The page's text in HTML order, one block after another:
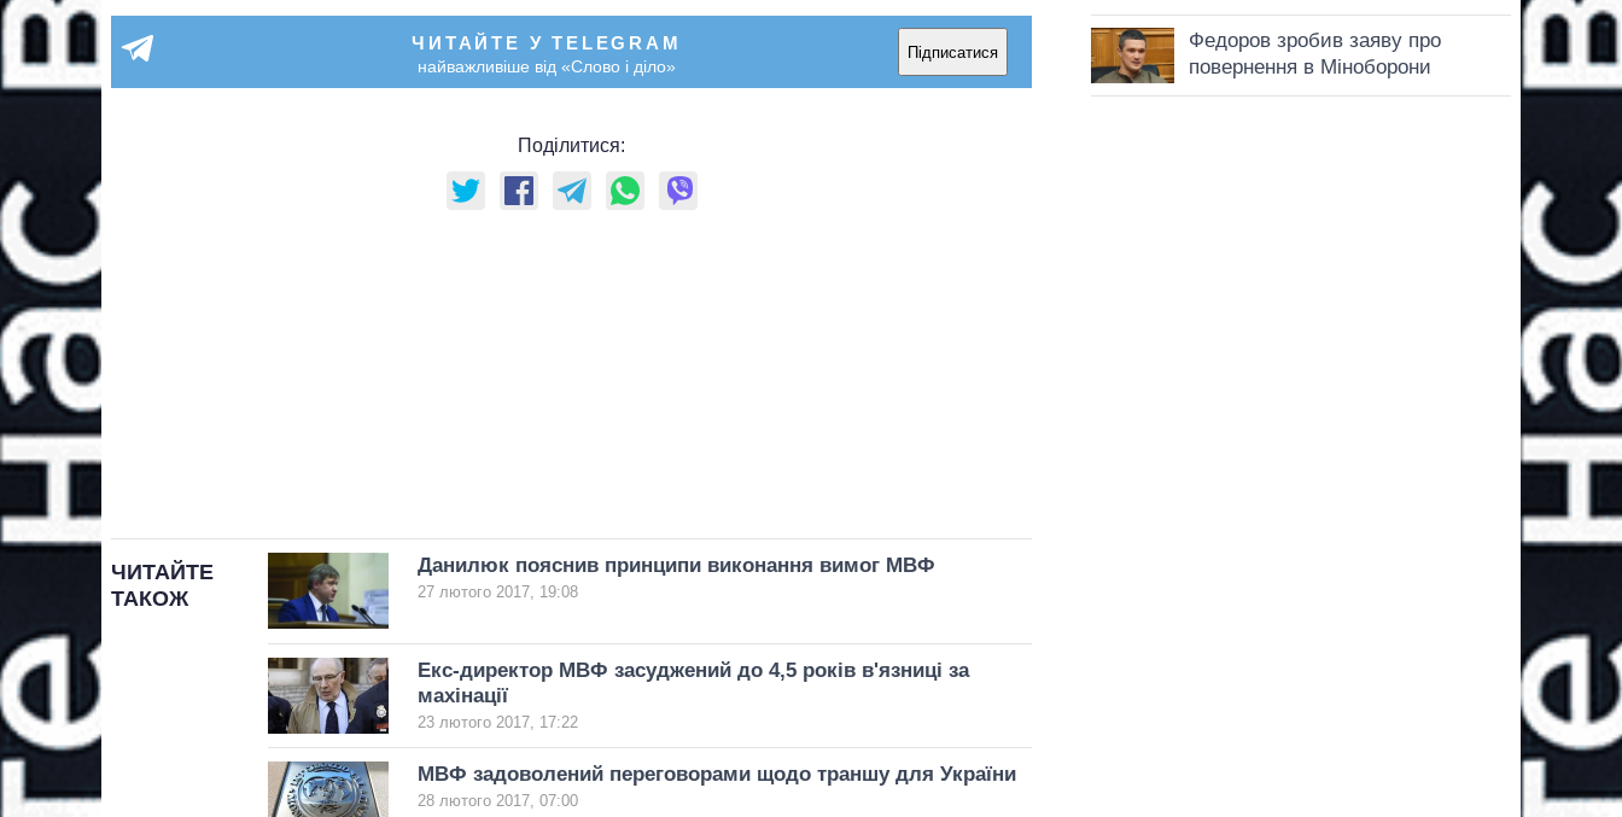
ЧИТАЙТЕ У TELEGRAM
найважливіше від «Слово і діло»
Підписатися
Поділитися:
ЧИТАЙТЕ
ТАКОЖ
Данилюк пояснив принципи виконання вимог МВФ
27 лютого 2017, 19:08
Екс-директор МВФ засуджений до 4,5 років в'язниці за
махінації
23 лютого 2017, 17:22
МВФ задоволений переговорами щодо траншу для України
28 лютого 2017, 07:00